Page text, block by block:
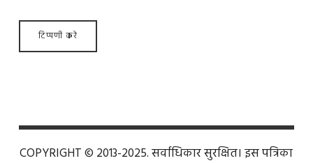
COPYRIGHT © 2013-2025. सर्वाधिकार सुरक्षित। इस पत्रिका